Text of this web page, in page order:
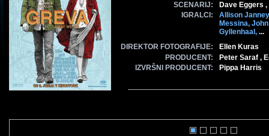
SCENARIJ:
Dave Eggers
IGRALCI:
Allison
Messina,
Gyllenhaal, ...
DIREKTOR FOTOGRAFIJE:
Ellen Kuras
PRODUCENT:
Peter Saraf ,
IZVRŠNI PRODUCENT:
Pippa Harris